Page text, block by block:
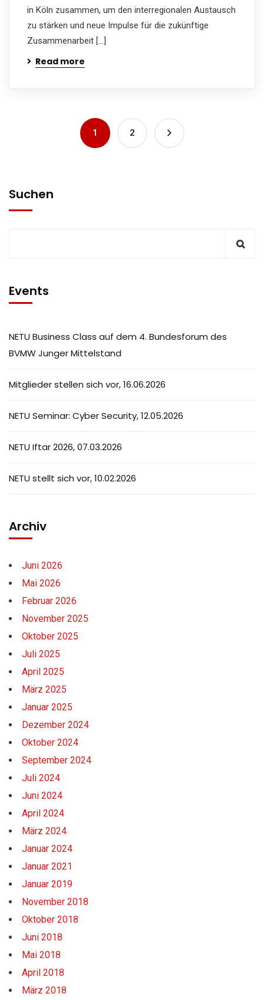
in Köln zusammen, um den interregionalen Austausch
zu stärken und neue Impulse für die zukünftige
Zusammenarbeit […]
Read more
1 2
Suchen
Events
NETU Business Class auf dem 4. Bundesforum des
BVMW Junger Mittelstand
Mitglieder stellen sich vor, 16.06.2026
NETU Seminar: Cyber Security, 12.05.2026
NETU Iftar 2026, 07.03.2026
NETU stellt sich vor, 10.02.2026
Archiv
Juni 2026
Mai 2026
Februar 2026
November 2025
Oktober 2025
Juli 2025
April 2025
März 2025
Januar 2025
Dezember 2024
Oktober 2024
September 2024
Juli 2024
Juni 2024
April 2024
März 2024
Januar 2024
Januar 2021
Januar 2019
November 2018
Oktober 2018
Juni 2018
Mai 2018
April 2018
März 2018